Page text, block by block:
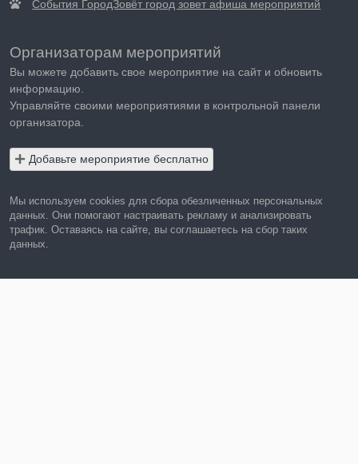
События ГородЗовёт город зовет афиша мероприятий
Организаторам мероприятий
Вы можете добавить свое мероприятие на сайт и обновить
информацию.
Управляйте своими мероприятиями в контрольной панели
организатора.
Добавьте мероприятие бесплатно
Мы используем cookies для сбора обезличенных персональных
данных. Они помогают настраивать рекламу и анализировать
трафик. Оставаясь на сайте, вы соглашаетесь на сбор таких
данных.